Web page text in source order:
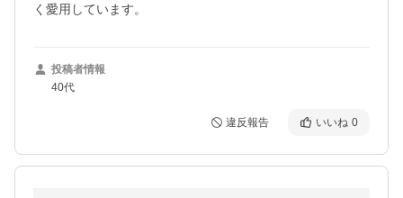
く愛用しています。
投稿者情報
40代
違反報告 いいね 0